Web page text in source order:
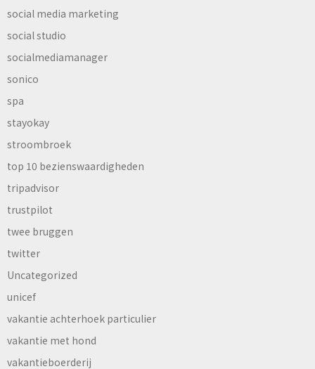
social media marketing
social studio
socialmediamanager
sonico
spa
stayokay
stroombroek
top 10 bezienswaardigheden
tripadvisor
trustpilot
twee bruggen
twitter
Uncategorized
unicef
vakantie achterhoek particulier
vakantie met hond
vakantieboerderij